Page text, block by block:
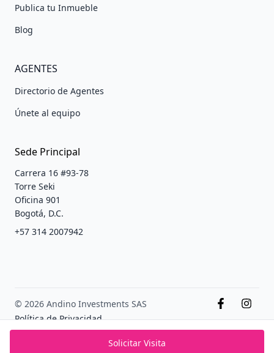
Solicitar Visita
Publica tu Inmueble
Blog
AGENTES
Directorio de Agentes
Únete al equipo
Sede Principal
Carrera 16 #93-78
Torre Seki
Oficina 901
Bogotá, D.C.
+57 314 2007942
© 2026 Andino Investments SAS
Política de Privacidad
Terminos y condiciones